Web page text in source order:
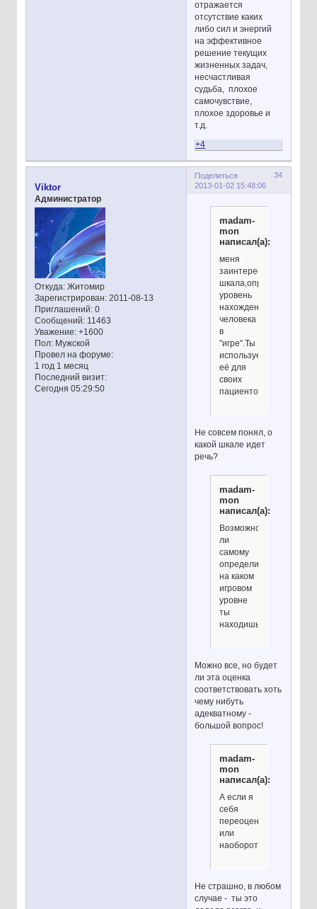
отражается
отсутствие каких
либо сил и энергий
на эффективное
решение текущих
жизненных задач,
несчастливая
судьба, плохое
самочувствие,
плохое здоровье и
т.д.
+4
Поделиться
34
2013-01-02 15:48:06
Viktor
Администратор
Откуда:Житомир
Зарегистрирован: 2011-08-13
Приглашений:0
Сообщений:11463
Уважение: +1600
Пол:Мужской
Провел на форуме:
1 год 1 месяц
Последний визит:
Сегодня 05:29:50
madam-
mon
написал(а):
меня
заинтересовала
шкала,определяющая
уровень
нахождения
человека
в
"игре".Ты
используешь
её для
своих
пациентов?
Не совсем понял, о
какой шкале идет
речь?
madam-
mon
написал(а):
Возможно
ли
самому
определить
на каком
игровом
уровне
ты
находишься?
Можно все, но будет
ли эта оценка
соответствовать хоть
чему нибуть
адекватному -
большой вопрос!
madam-
mon
написал(а):
А если я
себя
переоцениваю
или
наоборот?
Не страшно, в любом
случае - ты это